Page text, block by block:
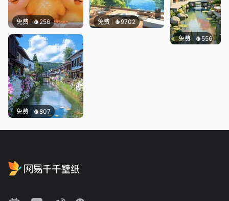
免费 256 免费 9702
免费 807
免费 556渔小小